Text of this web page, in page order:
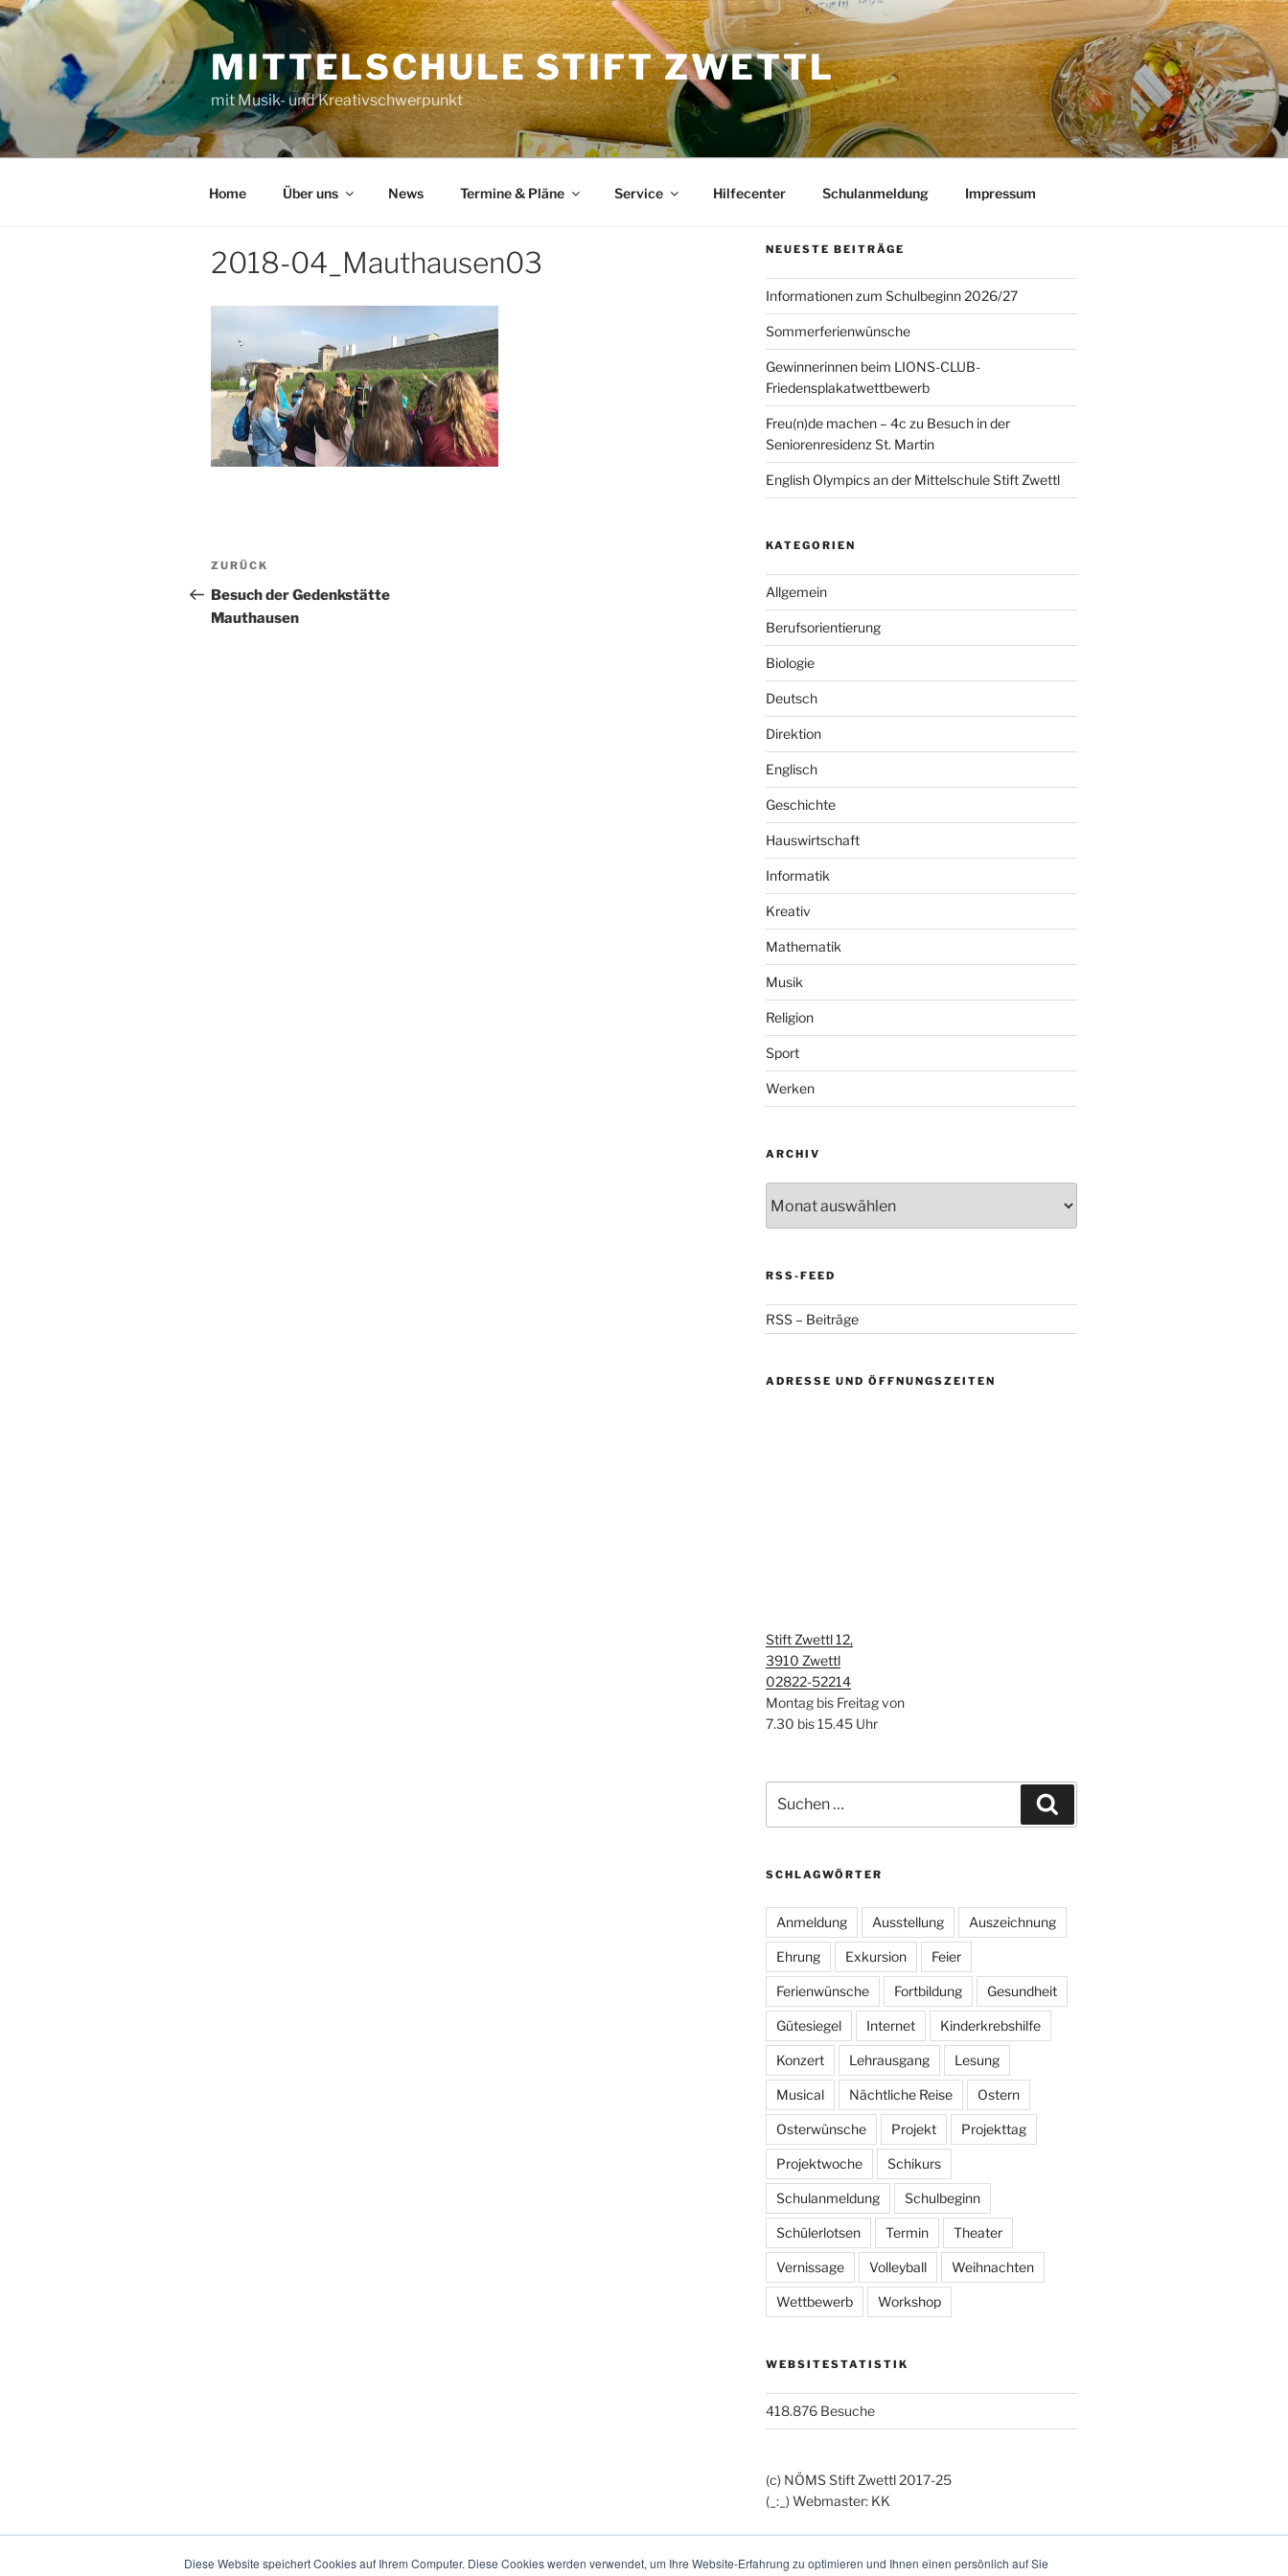
Diese Website speichert Cookies auf Ihrem Computer. Diese Cookies werden verwendet, um Ihre Website-Erfahrung zu optimieren und Ihnen einen persönlich auf Sie
Zum
Inhalt
springen
Home Über uns News Termine & Pläne Service Hilfecenter Schulanmeldung Impressum
MITTELSCHULE STIFT ZWETTL
mit Musik- und Kreativschwerpunkt
2018-04_Mauthausen03
Beitragsnavigation
Vorheriger
Beitrag
ZURÜCK
Besuch der Gedenkstätte
Mauthausen
NEUESTE BEITRÄGE
Informationen zum Schulbeginn 2026/27
Sommerferienwünsche
Gewinnerinnen beim LIONS-CLUB-
Friedensplakatwettbewerb
Freu(n)de machen – 4c zu Besuch in der
Seniorenresidenz St. Martin
English Olympics an der Mittelschule Stift Zwettl
KATEGORIEN
Allgemein
Berufsorientierung
Biologie
Deutsch
Direktion
Englisch
Geschichte
Hauswirtschaft
Informatik
Kreativ
Mathematik
Musik
Religion
Sport
Werken
ARCHIV
RSS-FEED
RSS – Beiträge
ADRESSE UND ÖFFNUNGSZEITEN
Stift Zwettl 12,
3910 Zwettl
02822-52214
Montag bis Freitag von
7.30 bis 15.45 Uhr
nach:
SCHLAGWÖRTER
Anmeldung Ausstellung Auszeichnung
Ehrung Exkursion Feier
Ferienwünsche Fortbildung Gesundheit
Gütesiegel Internet Kinderkrebshilfe
Konzert Lehrausgang Lesung
Musical Nächtliche Reise Ostern
Osterwünsche Projekt Projekttag
Projektwoche Schikurs
Schulanmeldung Schulbeginn
Schülerlotsen Termin Theater
Vernissage Volleyball Weihnachten
Wettbewerb Workshop
WEBSITESTATISTIK
418.876 Besuche
(c) NÖMS Stift Zwettl 2017-25
(_:_) Webmaster: KK